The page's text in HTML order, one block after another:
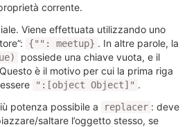
corrente.
Viene effettuata utilizzando uno
{"": meetup} . In altre parole, la
possiede una chiave vuota, e il
è il motivo per cui la prima riga
":[object Object]" .
potenza possibile a
replacer : deve
saltare l’oggetto stesso, se